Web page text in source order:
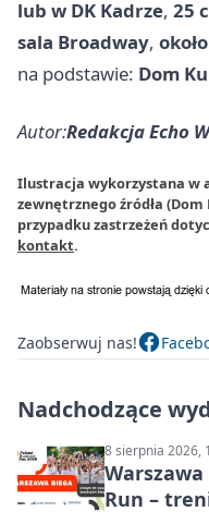
lub w DK Kadrze, 25
sala Broadway,
na podstawie: Dom
Autor:Redakcja Echo
Ilustracja wykorzystana w
zewnętrznego źródła
przypadku zastrzeżeń
kontakt.
Zaobserwuj nas!
Nadchodzące
8 sierpnia 2026,
Run –